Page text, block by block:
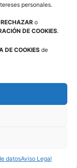
personales.
RECHAZAR o
DE COOKIES.
DE COOKIESde
datosAviso Legal